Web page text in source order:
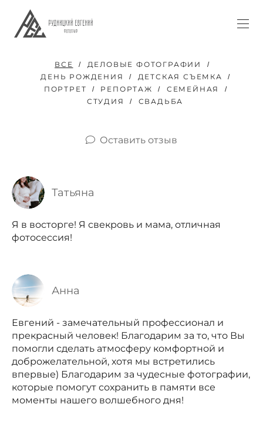
ВСЕ
ДЕЛОВЫЕ ФОТОГРАФИИ
ДЕНЬ РОЖДЕНИЯ
ДЕТСКАЯ СЪЕМКА
ПОРТРЕТ
РЕПОРТАЖ
СЕМЕЙНАЯ
СТУДИЯ
СВАДЬБА
Оставить отзыв
Татьяна
Я в восторге! Я свекровь и мама, отличная
фотосессия!
Анна
Евгений - замечательный профессионал и
прекрасный человек! Благодарим за то, что Вы
помогли сделать атмосферу комфортной и
доброжелательной, хотя мы встретились
впервые) Благодарим за чудесные фотографии,
которые помогут сохранить в памяти все
моменты нашего волшебного дня!